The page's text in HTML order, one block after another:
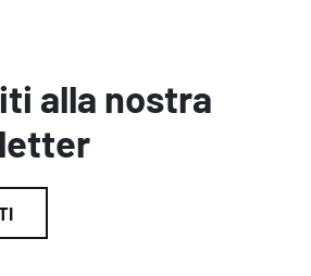
alla nostra